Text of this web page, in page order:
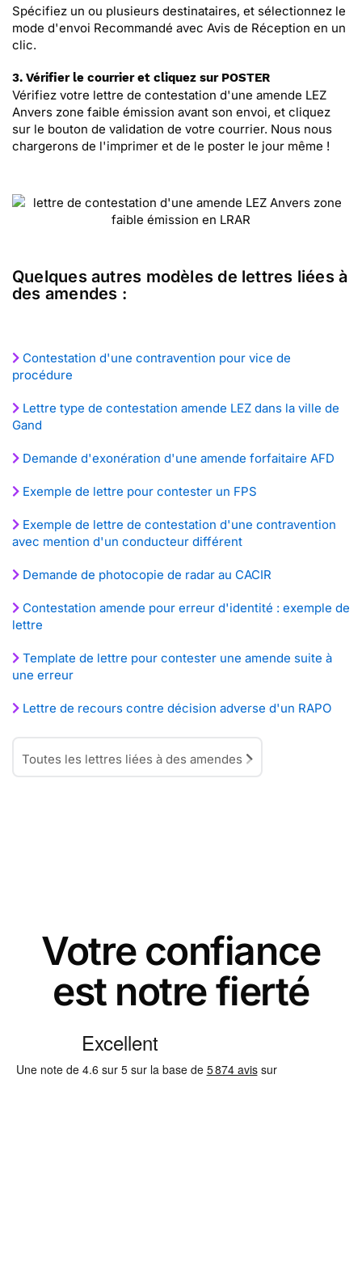
Spécifiez un ou plusieurs destinataires, et sélectionnez le
mode d'envoi Recommandé avec Avis de Réception en un
clic.
3. Vérifier le courrier et cliquez sur POSTER
Vérifiez votre lettre de contestation d'une amende LEZ
Anvers zone faible émission avant son envoi, et cliquez
sur le bouton de validation de votre courrier. Nous nous
chargerons de l'imprimer et de le poster le jour même !
Quelques autres modèles de lettres liées à
des amendes :
Contestation d'une contravention pour vice de
procédure
Lettre type de contestation amende LEZ dans la ville de
Gand
Demande d'exonération d'une amende forfaitaire AFD
Exemple de lettre pour contester un FPS
Exemple de lettre de contestation d'une contravention
avec mention d'un conducteur différent
Demande de photocopie de radar au CACIR
Contestation amende pour erreur d'identité : exemple de
lettre
Template de lettre pour contester une amende suite à
une erreur
Lettre de recours contre décision adverse d'un RAPO
Toutes les lettres liées à des amendes
Votre confiance
est notre fierté